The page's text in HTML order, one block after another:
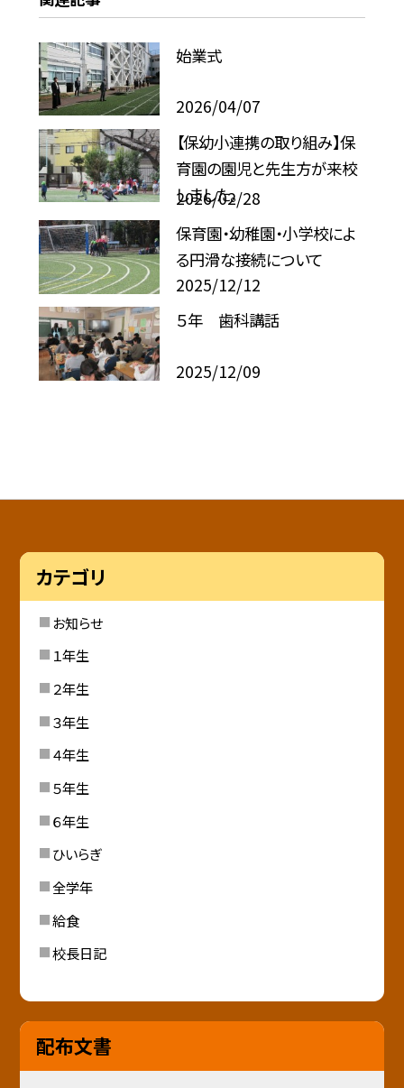
始業式
2026/04/07
【保幼小連携の取り組み】保
育園の園児と先生方が来校
しました。
2026/02/28
保育園・幼稚園・小学校によ
る円滑な接続について
2025/12/12
５年 歯科講話
2025/12/09
カテゴリ
お知らせ
１年生
２年生
３年生
４年生
５年生
６年生
ひいらぎ
全学年
給食
校長日記
配布文書